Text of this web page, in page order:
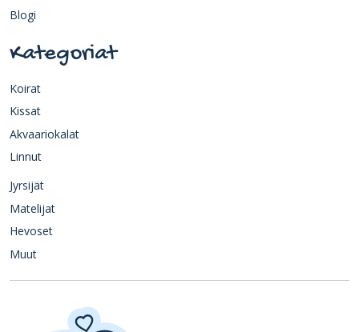
Blogi
Kategoriat
Koirat
Kissat
Akvaariokalat
Linnut
Jyrsijät
Matelijat
Hevoset
Muut